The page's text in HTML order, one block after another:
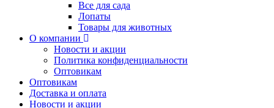
Все для сада
Лопаты
Товары для животных
О компании
Новости и акции
Политика конфиденциальности
Оптовикам
Оптовикам
Доставка и оплата
Новости и акции